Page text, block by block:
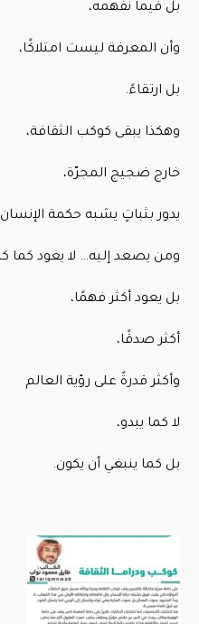
بل فيما نفهمه،
وأن المعرفة ليست امتلاكًا،
بل ارتقاءً.
وهكذا يبقى كوكب الثقافة،
خارج ضجيج المجرّة،
يدور بثباتٍ يشبه حكمة
ومن يصعد إليه… لا يعود كما
بل يعود أكثر فهمًا،
أكثر صدقًا،
وأكثر قدرةً على رؤية العالم
لا كما يبدو،
بل كما ينبغي أن يكون.